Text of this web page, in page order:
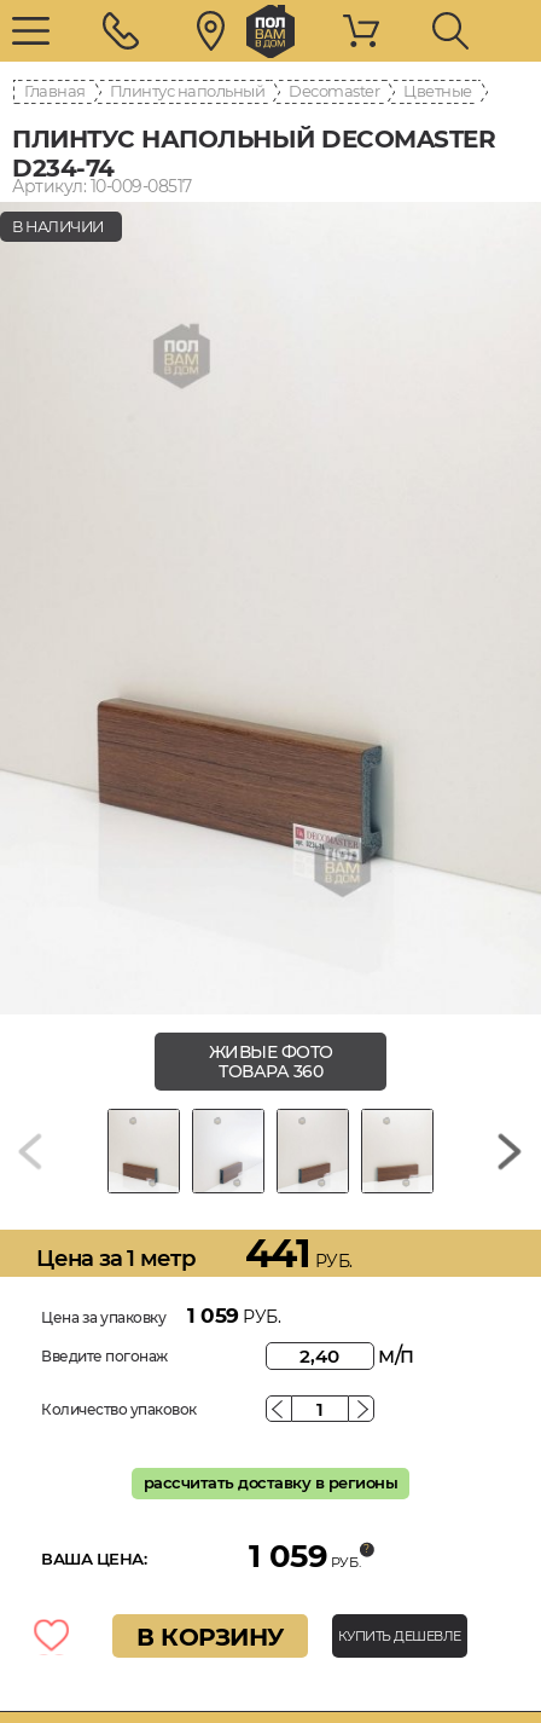
Главная Плинтус напольный Decomaster Цветные
ПЛИНТУС НАПОЛЬНЫЙ DECOMASTER
D234-74
Артикул: 10-009-08517
В НАЛИЧИИ
ЖИВЫЕ ФОТО
ТОВАРА 360
Цена за 1 метр 441 РУБ.
Цена за упаковку 1 059РУБ.
Введите погонаж м/п
Количество упаковок
рассчитать доставку в регионы
ВАША ЦЕНА: 1 059 РУБ.
В КОРЗИНУ КУПИТЬ ДЕШЕВЛЕ